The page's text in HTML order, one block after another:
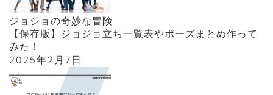
ジョジョの奇妙な冒険
【保存版】ジョジョ立ち一覧表やポーズまとめ作って
みた！
2025年2月7日